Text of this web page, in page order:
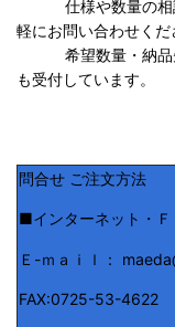
仕様や数量の相
軽にお問い合わせ
希望数量・納品先
も受付しています。
問合せ ご注文方法
■インターネット・Ｆ
Ｅ-ｍａｉｌ：
FAX:0725-53-4622